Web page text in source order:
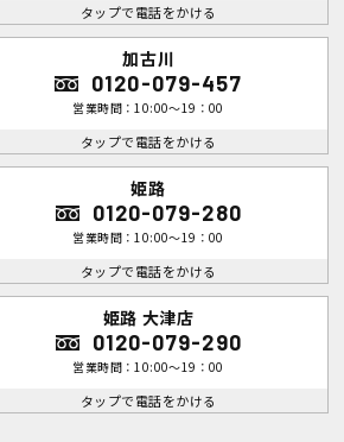
タップで電話をかける
加古川
0120-079-457
営業時間：10:00～19：00
タップで電話をかける
姫路
0120-079-280
営業時間：10:00～19：00
タップで電話をかける
姫路 大津店
0120-079-290
営業時間：10:00～19：00
タップで電話をかける